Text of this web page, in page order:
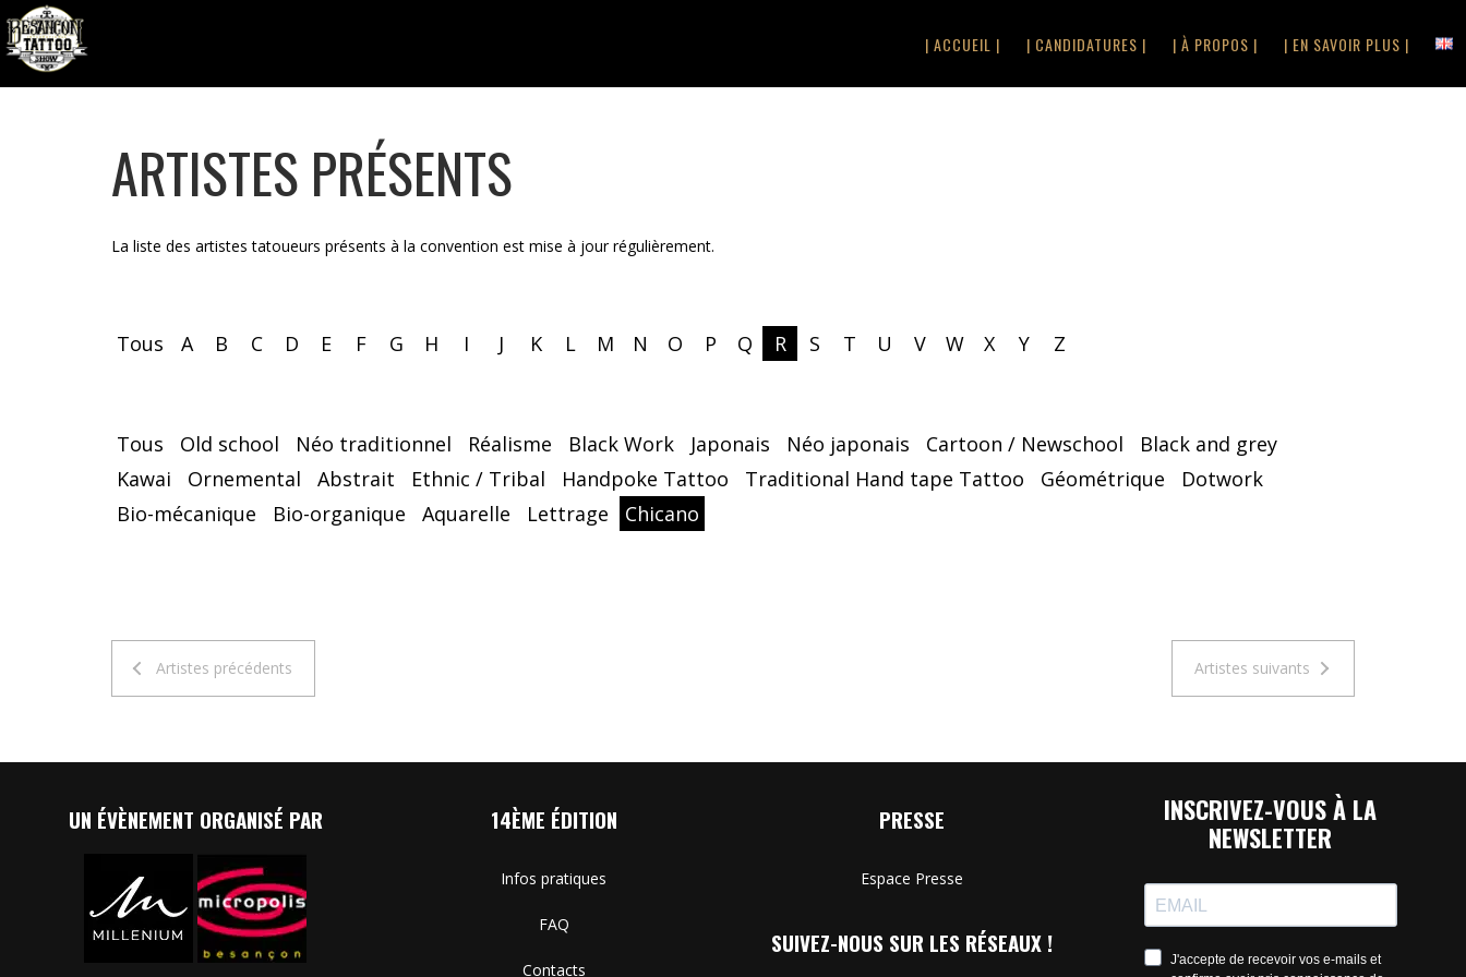
| ACCUEIL | | CANDIDATURES | | À PROPOS | | EN SAVOIR PLUS |
ARTISTES PRÉSENTS
La liste des artistes tatoueurs présents à la convention est mise à jour régulièrement.
Tous A B C D E F G H I J K L M N O P Q R S T U V W X Y Z
Tous Old school Néo traditionnel Réalisme Black Work Japonais Néo japonais Cartoon / Newschool
Black and grey
Kawai
Ornemental Abstrait Ethnic / Tribal Handpoke Tattoo Traditional Hand tape Tattoo Géométrique
Dotwork
Bio-mécanique
Bio-organique Aquarelle Lettrage Chicano
Artistes précédents Artistes suivants
UN ÉVÈNEMENT ORGANISÉ PAR 14ÈME ÉDITION
Infos pratiques
FAQ
Contacts
PRESSE
Espace Presse
SUIVEZ-NOUS SUR LES RÉSEAUX !
INSCRIVEZ-VOUS À LA
NEWSLETTER
J'accepte de recevoir vos e-mails et